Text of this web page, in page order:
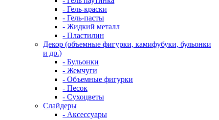
- Гель-краски
- Гель-пасты
- Жидкий металл
- Пластилин
Декор (объемные фигурки, камифубуки, бульонки
и др.)
- Бульонки
- Жемчуги
- Объемные фигурки
- Песок
- Сухоцветы
Слайдеры
- Аксессуары